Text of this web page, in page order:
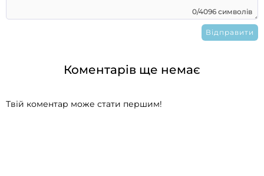
0/4096 символів
Коментарів ще немає
Твій коментар може стати першим!